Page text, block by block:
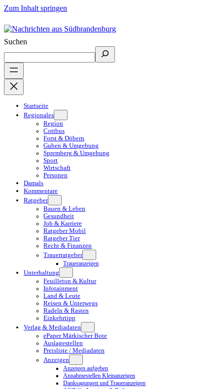
Zum Inhalt springen
Suchen
Startseite
Regionales
Region
Cottbus
Forst & Döbern
Guben & Umgebung
Spremberg & Umgebung
Sport
Wirtschaft
Personen
Damals
Kommentare
Ratgeber
Bauen & Leben
Gesundheit
Job & Karriere
Ratgeber Mobil
Ratgeber Tier
Recht & Finanzen
Trauerratgeber
Traueranzeigen
Unterhaltung
Feuilleton & Kultur
Infotainment
Land & Leute
Reisen & Unterwegs
Radeln & Rasten
Einkehrtipp
Verlag & Mediadaten
ePaper Märkischer Bote
Auslagestellen
Preisliste / Mediadaten
Anzeigen
Anzeigen aufgeben
Annahmestellen Kleinanzeigen
Danksagungen und Traueranzeigen